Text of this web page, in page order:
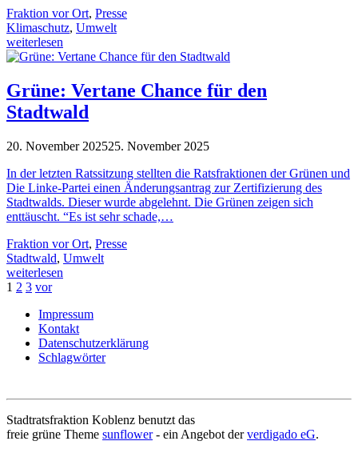
Fraktion vor Ort, Presse
Klimaschutz, Umwelt
weiterlesen
Grüne: Vertane Chance für den
Stadtwald
20. November 202525. November 2025
In der letzten Ratssitzung stellten die Ratsfraktionen der Grünen und
Die Linke-Partei einen Änderungsantrag zur Zertifizierung des
Stadtwalds. Dieser wurde abgelehnt. Die Grünen zeigen sich
enttäuscht. “Es ist sehr schade,…
Fraktion vor Ort, Presse
Stadtwald, Umwelt
weiterlesen
1 2 3 vor
Impressum
Kontakt
Datenschutzerklärung
Schlagwörter
Stadtratsfraktion Koblenz benutzt das
freie grüne Theme sunflower‐ ein Angebot derverdigado eG.